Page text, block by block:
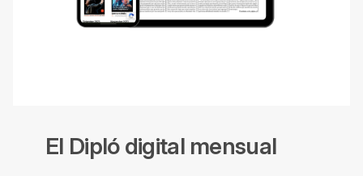
El Dipló digital mensual